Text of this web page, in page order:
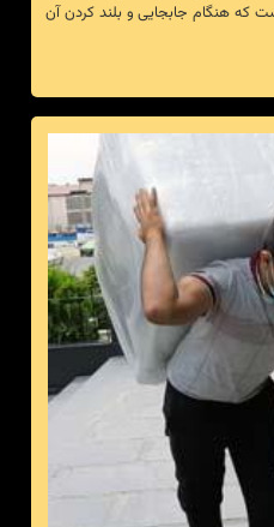
که هنگام جابجایی و بلند کردن آن